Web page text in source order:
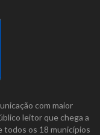
com maior
leitor que chega a
todos os 18 municípios